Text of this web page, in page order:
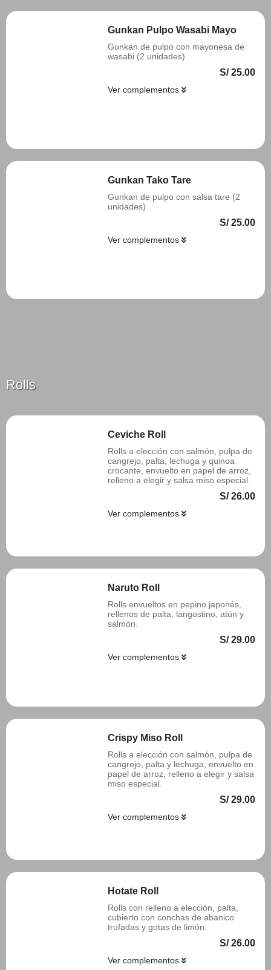
Gunkan Pulpo Wasabi Mayo
Gunkan de pulpo con mayonesa de
wasabi (2 unidades)
S/ 25.00
Ver complementos
Gunkan Tako Tare
Gunkan de pulpo con salsa tare (2
unidades)
S/ 25.00
Ver complementos
Rolls
Ceviche Roll
Rolls a elección con salmón, pulpa de
cangrejo, palta, lechuga y quinoa
crocante, envuelto en papel de arroz,
relleno a elegir y salsa miso especial.
S/ 26.00
Ver complementos
Naruto Roll
Rolls envueltos en pepino japonés,
rellenos de palta, langostino, atún y
salmón.
S/ 29.00
Ver complementos
Crispy Miso Roll
Rolls a elección con salmón, pulpa de
cangrejo, palta y lechuga, envuelto en
papel de arroz, relleno a elegir y salsa
miso especial.
S/ 29.00
Ver complementos
Hotate Roll
Rolls con relleno a elección, palta,
cubierto con conchas de abanico
trufadas y gotas de limón.
S/ 26.00
Ver complementos